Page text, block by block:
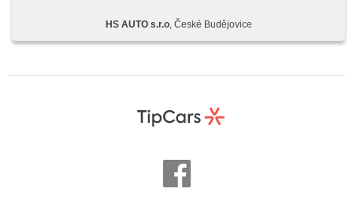
Scheiben, přední pohon, El. Anlasser, třetí řada sedadel
HS AUTO s.r.o, České Budějovice